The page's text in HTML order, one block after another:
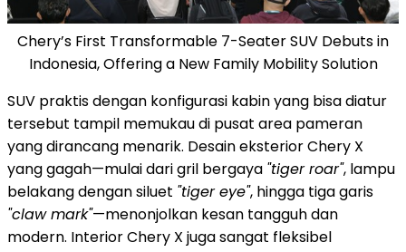
Chery’s First Transformable 7-Seater SUV Debuts in
Indonesia, Offering a New Family Mobility Solution
SUV praktis dengan konfigurasi kabin yang bisa diatur
tersebut tampil memukau di pusat area pameran
yang dirancang menarik. Desain eksterior Chery X
yang gagah—mulai dari gril bergaya "tiger roar", lampu
belakang dengan siluet "tiger eye", hingga tiga garis
"claw mark"—menonjolkan kesan tangguh dan
modern. Interior Chery X juga sangat fleksibel